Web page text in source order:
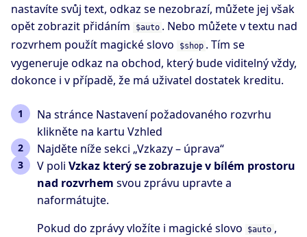
nastavíte svůj text, odkaz se nezobrazí, můžete jej však
opět zobrazit přidáním
$auto . Nebo můžete v textu nad
rozvrhem použít magické slovo
$shop . Tím se
vygeneruje odkaz na obchod, který bude viditelný vždy,
dokonce i v případě, že má uživatel dostatek kreditu.
Na stránce Nastavení požadovaného rozvrhu
klikněte na kartu Vzhled
Najděte níže sekci „Vzkazy – úprava“
V poli Vzkaz který se zobrazuje v bílém prostoru
nad rozvrhem svou zprávu upravte a
naformátujte.
Pokud do zprávy vložíte i magické slovo
$auto ,